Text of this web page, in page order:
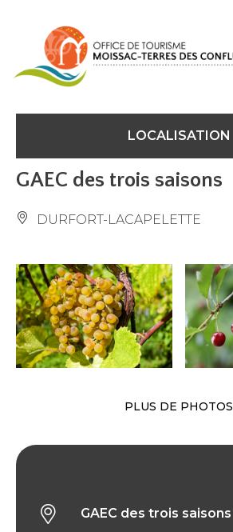
LOCALISATION
GAEC des trois saisons
DURFORT-LACAPELETTE
PLUS DE PHOTOS
GAEC des trois saisons